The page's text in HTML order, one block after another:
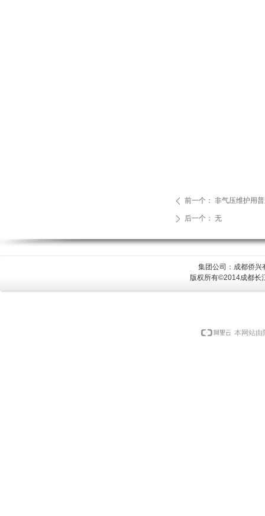
ꄴ 前一个： 非气压维护用
ꄲ 后一个： 无
集团公司：成都侨
版权所有©2014成都长
本网站由